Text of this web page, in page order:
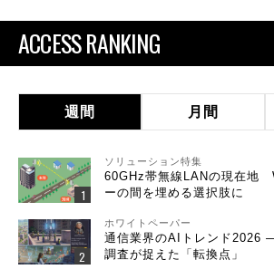
ACCESS RANKING
週間 月間
ソリューション特集
60GHz帯無線LANの現在地
ーの間を埋める選択肢に
ホワイトペーパー
通信業界のAIトレンド2026
調査が捉えた「転換点」